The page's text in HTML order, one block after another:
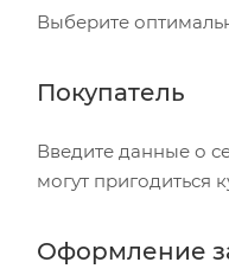
Выберите
Покупатель
Введите данные о
могут пригодиться
Оформление